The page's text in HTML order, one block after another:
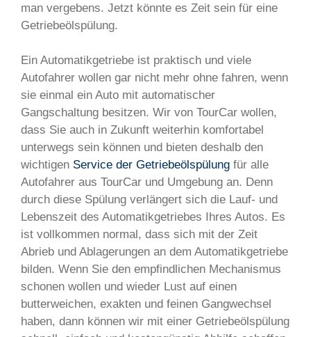
man vergebens. Jetzt könnte es Zeit sein für eine
Getriebeölspülung.
Ein Automatikgetriebe ist praktisch und viele
Autofahrer wollen gar nicht mehr ohne fahren, wenn
sie einmal ein Auto mit automatischer
Gangschaltung besitzen. Wir von TourCar wollen,
dass Sie auch in Zukunft weiterhin komfortabel
unterwegs sein können und bieten deshalb den
wichtigen Service der Getriebeölspülung für alle
Autofahrer aus TourCar und Umgebung an. Denn
durch diese Spülung verlängert sich die Lauf- und
Lebenszeit des Automatikgetriebes Ihres Autos. Es
ist vollkommen normal, dass sich mit der Zeit
Abrieb und Ablagerungen an dem Automatikgetriebe
bilden. Wenn Sie den empfindlichen Mechanismus
schonen wollen und wieder Lust auf einen
butterweichen, exakten und feinen Gangwechsel
haben, dann können wir mit einer Getriebeölspülung